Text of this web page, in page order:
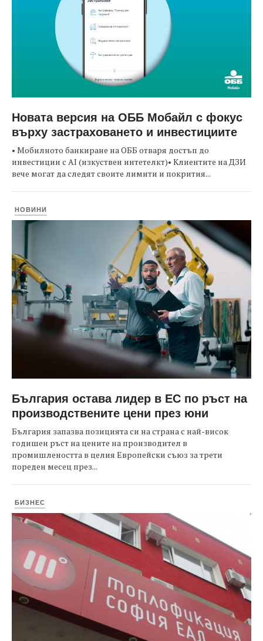
Новата версия на ОББ Мобайл с фокус
върху застраховането и инвестициите
• Мобилното банкиране на ОББ отваря достъп до
инвестиции с AI (изкуствен интетелкт)• Клиентите на ДЗИ
вече могат да следят своите лимити и покрития...
НОВИНИ
България остава лидер в ЕС по ръст на
производствените цени през юни
България запазва позицията си на страна с най-висок
годишен ръст на цените на производител в
промишлеността в целия Европейски съюз за трети
пореден месец през...
БИЗНЕС